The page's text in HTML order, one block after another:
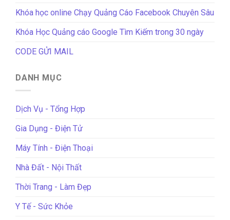
Khóa học online Chạy Quảng Cáo Facebook Chuyên Sâu
Khóa Học Quảng cáo Google Tìm Kiếm trong 30 ngày
CODE GỬI MAIL
DANH MỤC
Dịch Vụ - Tổng Hợp
Gia Dụng - Điện Tử
Máy Tính - Điện Thoại
Nhà Đất - Nội Thất
Thời Trang - Làm Đẹp
Y Tế - Sức Khỏe